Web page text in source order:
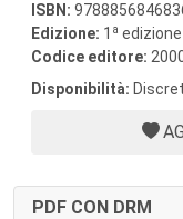
ISBN:
Edizione: 1 a
Codice editore:
Disponibilità:
PDF CON DRM